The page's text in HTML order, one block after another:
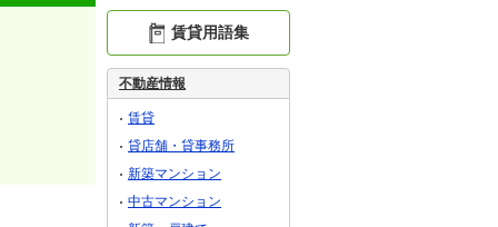
賃貸用語集
不動産情報
賃貸
貸店舗・貸事務所
新築マンション
中古マンション